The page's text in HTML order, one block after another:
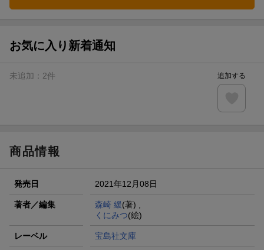
お気に入り新着通知
未追加： 2件 追加する
商品情報
発売日 2021年12月08日
著者／編集 森崎 緩(著) ,
くにみつ(絵)
レーベル 宝島社文庫